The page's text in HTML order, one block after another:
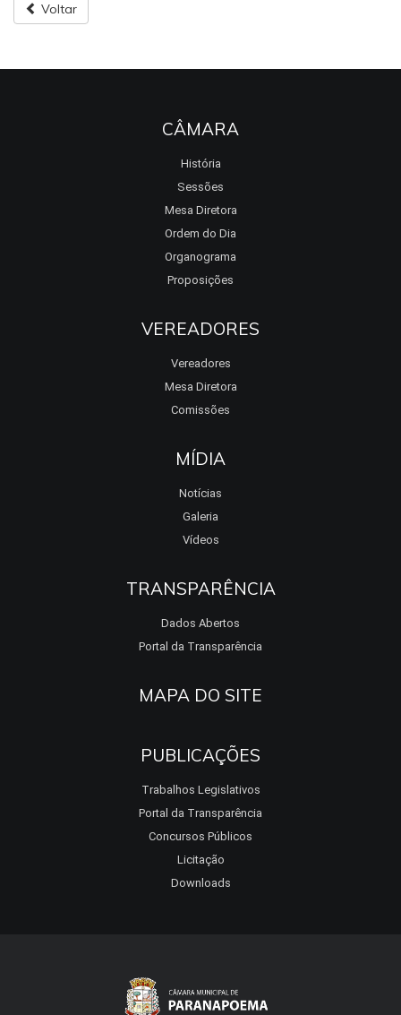
Voltar
CÂMARA
História
Sessões
Mesa Diretora
Ordem do Dia
Organograma
Proposições
VEREADORES
Vereadores
Mesa Diretora
Comissões
MÍDIA
Notícias
Galeria
Vídeos
TRANSPARÊNCIA
Dados Abertos
Portal da Transparência
MAPA DO SITE
PUBLICAÇÕES
Trabalhos Legislativos
Portal da Transparência
Concursos Públicos
Licitação
Downloads